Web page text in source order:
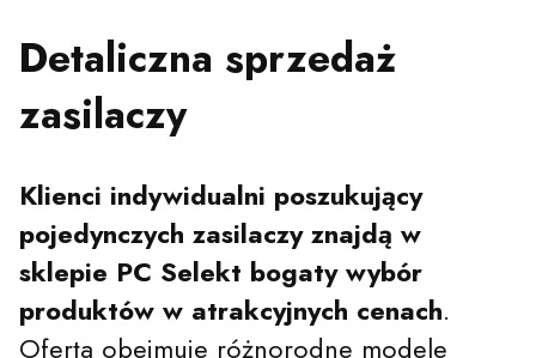
Detaliczna sprzedaż
zasilaczy
Klienci indywidualni poszukujący
pojedynczych zasilaczy znajdą w
sklepie PC Selekt bogaty wybór
produktów w atrakcyjnych cenach.
Oferta obejmuje różnorodne modele